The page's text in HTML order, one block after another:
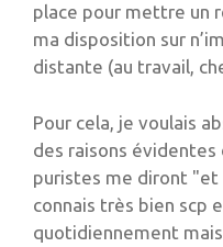
place pour mettre un
ma disposition sur
distante (au travail,
Pour cela, je voulais
des raisons évidentes
puristes me diront "et
connais très bien scp
quotidiennement